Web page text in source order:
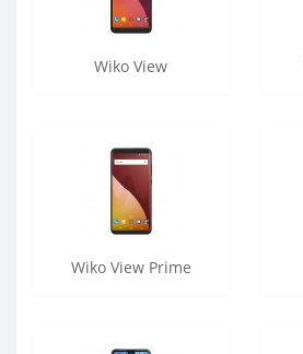
Wiko View
Wiko View Prime